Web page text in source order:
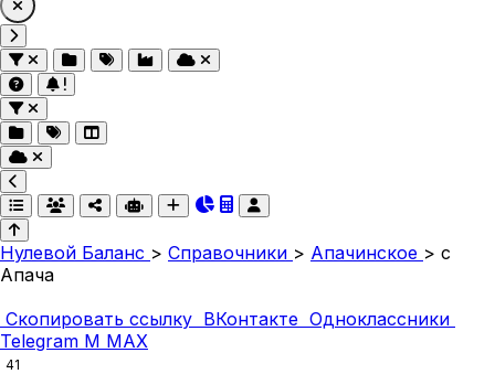
Нулевой Баланс > Справочники > Апачинское > с
Апача
Скопировать ссылку ВКонтакте Одноклассники
Telegram M MAX
41